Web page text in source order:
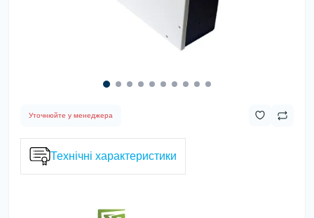
Уточнюйте у менеджера
Технічні характеристики